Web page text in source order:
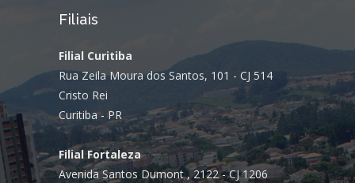
Filiais
Filial Curitiba
Rua Zeila Moura dos Santos, 101 - CJ 514
Cristo Rei
Curitiba - PR
Filial Fortaleza
Avenida Santos Dumont , 2122 - CJ 1206